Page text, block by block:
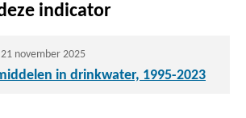
indicator
21 november 2025
in drinkwater, 1995-2023